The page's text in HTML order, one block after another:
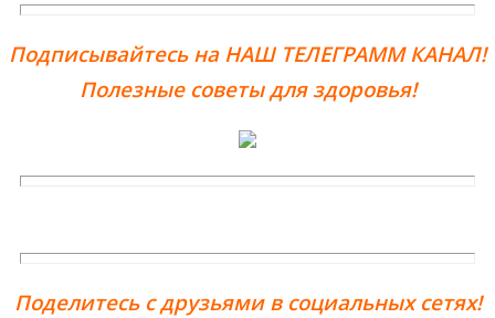
Подписывайтесь на НАШ ТЕЛЕГРАММ КАНАЛ!
Полезные советы для здоровья!
Поделитесь с друзьями в социальных сетях!